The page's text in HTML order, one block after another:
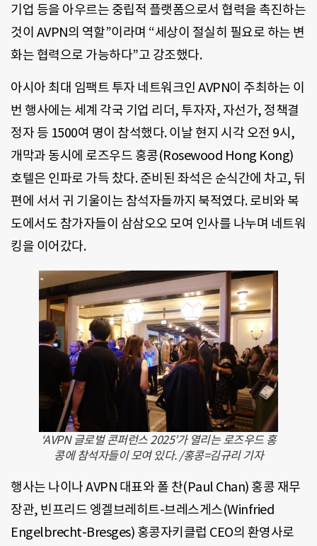
기업 등을 아우르는 중립적 플랫폼으로서 협력을 촉진하는
것이 AVPN의 역할”이라며 “세상이 절실히 필요로 하는 변
화는 협력으로 가능하다”고 강조했다.
아시아 최대 임팩트 투자 네트워크인 AVPN이 주최하는 이
번 행사에는 세계 각국 기업 리더, 투자자, 자선가, 정책결
정자 등 1500여 명이 참석했다. 이날 현지 시각 오전 9시,
개막과 동시에 로즈우드 홍콩(Rosewood Hong Kong)
호텔은 인파로 가득 찼다. 준비된 좌석은 순식간에 차고, 뒤
편에 서서 귀 기울이는 참석자들까지 북적였다. 로비와 복
도에서도 참가자들이 삼삼오오 모여 인사를 나누며 네트워
킹을 이어갔다.
‘AVPN 글로벌 콘퍼런스 2025’가 열리는 로즈우드 홍
콩에 참석자들이 모여 있다. /홍콩=김규리 기자
행사는 나이나 AVPN 대표와 폴 찬(Paul Chan) 홍콩 재무
장관, 빈프리드 엥겔브레히트-브레스게스(Winfried
Engelbrecht-Bresges) 홍콩자키클럽 CEO의 환영사로